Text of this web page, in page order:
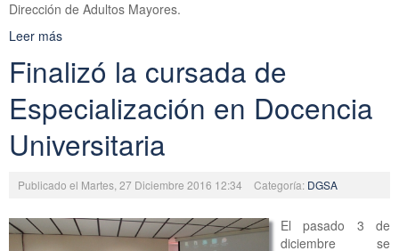
Dirección de Adultos Mayores.
Leer más
Finalizó la cursada de
Especialización en Docencia
Universitaria
Publicado el Martes, 27 Diciembre 2016 12:34 Categoría: DGSA
El pasado 3 de
diciembre se